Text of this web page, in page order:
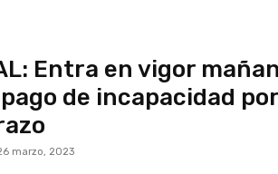
Entra en vigor
de incapacidad por
marzo, 2023